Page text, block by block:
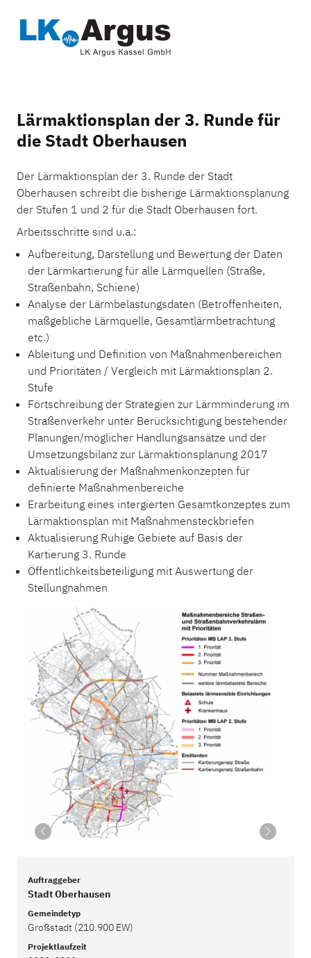
Lärmaktionsplan der 3. Runde für
die Stadt Oberhausen
Der Lärmaktionsplan der 3. Runde der Stadt
Oberhausen schreibt die bisherige Lärmaktionsplanung
der Stufen 1 und 2 für die Stadt Oberhausen fort.
Arbeitsschritte sind u.a.:
Aufbereitung, Darstellung und Bewertung der Daten
der Lärmkartierung für alle Lärmquellen (Straße,
Straßenbahn, Schiene)
Analyse der Lärmbelastungsdaten (Betroffenheiten,
maßgebliche Lärm­quelle, Gesamtlärmbetrachtung
etc.)
Ableitung und Definition von Maßnahmenbereichen
und Prioritäten / Vergleich mit Lärmaktionsplan 2.
Stufe
Fortschreibung der Strategien zur Lärmminderung im
Straßenverkehr unter Berücksichtigung bestehender
Planungen/möglicher Handlungsansätze und der
Umsetzungsbilanz zur Lärmaktionsplanung 2017
Aktualisierung der Maßnahmenkonzepten für
definierte Maßnahmenbereiche
Erarbeitung eines intergierten Gesamtkonzeptes zum
Lärmaktionsplan mit Maßnahmensteckbriefen
Aktualisierung Ruhige Gebiete auf Basis der
Kartierung 3. Runde
Öffentlichkeitsbeteiligung mit Auswertung der
Stellungnahmen
Auftraggeber
Stadt Oberhausen
Gemeindetyp
Großstadt (210.900 EW)
Projektlaufzeit